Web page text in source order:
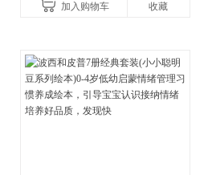
加入购物车
收藏